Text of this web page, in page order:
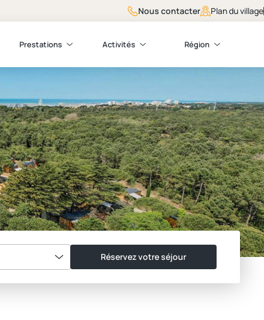
Nous contacter Plan du village
Prestations Activités Région
Réservez votre séjour